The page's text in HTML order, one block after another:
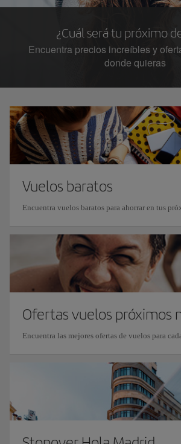
¿Cuál será tu próximo
Encuentra precios increíbles y
donde quieras
Vuelos baratos
Encuentra vuelos baratos para ahorrar en tus
Ofertas vuelos próximos
Encuentra las mejores ofertas de vuelos para